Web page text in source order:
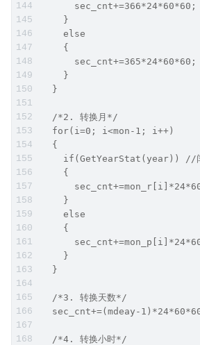
      sec_cnt+=366*24*60*60;
    }
    else
    {
      sec_cnt+=365*24*60*60;
    }
  }
  /*2. 转换月*/
  for(i=0; i<mon-1; i++)
  {
if(GetYearStat(year)) //
    {
    }
    else
    {
    }
  }
  /*3. 转换天数*/
sec_cnt+=(mdeay-
  /*4. 转换小时*/